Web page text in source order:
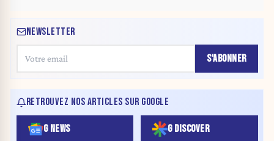
NEWSLETTER
S'ABONNER
RETROUVEZ NOS ARTICLES SUR GOOGLE
G NEWS G DISCOVER